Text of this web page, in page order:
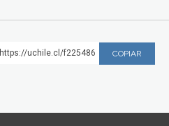
https://uchile.cl/f225486 COPIAR